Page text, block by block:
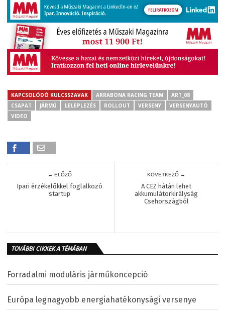
KAPCSOLÓDÓ KULCSSZAVAK ARRABONA RACING TEAM
ART_08
CSAPAT
JÁRMŰ LELEPLEZÉS ROLLOUT VERSENY
VERSENYAUTÓ
VIDEO
← ELŐZŐ
Ipari érzékelőkkel foglalkozó
startup
KÖVETKEZŐ →
A CEZ hátán lehet
akkumulátorkirályság
Csehországból
TOVÁBBI CIKKEK A TÉMÁBAN
Forradalmi moduláris járműkoncepció
Európa legnagyobb energiahatékonysági versenye